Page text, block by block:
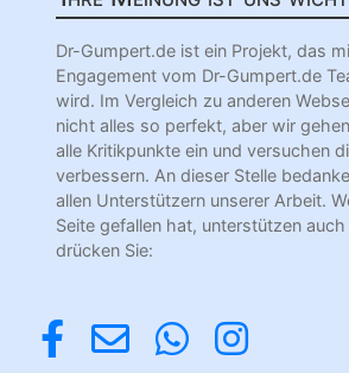
Dr-Gumpert.de ist ein Projekt, das
Engagement vom Dr-Gumpert.de
wird. Im Vergleich zu anderen
nicht alles so perfekt, aber wir
alle Kritikpunkte ein und versuchen
verbessern. An dieser Stelle
allen Unterstützern unserer Arbeit.
Seite gefallen hat, unterstützen auch
drücken Sie: